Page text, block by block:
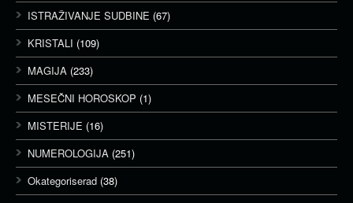
ISTRAŽIVANJE SUDBINE (67)
KRISTALI (109)
MAGIJA (233)
MESEČNI HOROSKOP (1)
MISTERIJE (16)
NUMEROLOGIJA (251)
Okategoriserad (38)